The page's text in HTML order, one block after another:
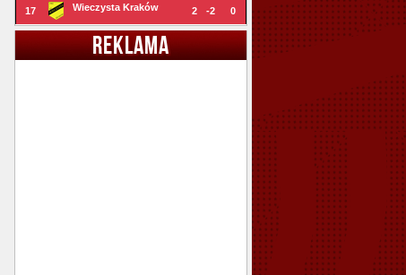
17 Wieczysta Kraków 2 -2 0
REKLAMA